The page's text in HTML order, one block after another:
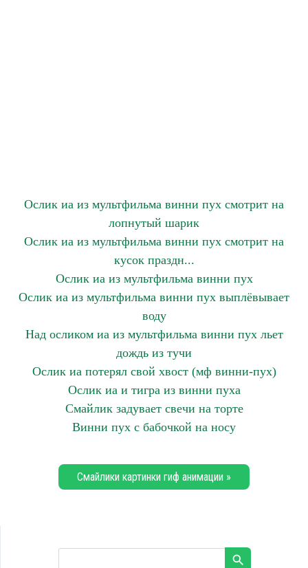
Ослик иа из мультфильма винни пух смотрит на
лопнутый шарик
Ослик иа из мультфильма винни пух смотрит на
кусок праздн...
Ослик иа из мультфильма винни пух
Ослик иа из мультфильма винни пух выплёвывает
воду
Над осликом иа из мультфильма винни пух льет
дождь из тучи
Ослик иа потерял свой хвост (мф винни-пух)
Ослик иа и тигра из винни пуха
Смайлик задувает свечи на торте
Винни пух с бабочкой на носу
Смайлики картинки гиф анимации »